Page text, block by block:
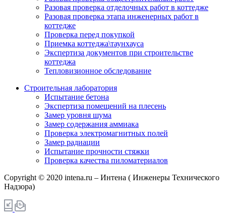
Разовая проверка отделочных работ в коттедже
Разовая проверка этапа инженерных работ в
коттедже
Проверка перед покупкой
Приемка коттеджа\таунхауса
Экспертиза документов при строительстве
коттеджа
Тепловизионное обследование
Строительная лаборатория
Испытание бетона
Экспертиза помещений на плесень
Замер уровня шума
Замер содержания аммиака
Проверка электромагнитных полей
Замер радиации
Испытание прочности стяжки
Проверка качества пиломатериалов
Copyright © 2020 intena.ru – Интена ( Инженеры Технического
Надзора)